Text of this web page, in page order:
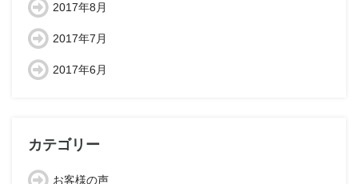
2017年8月
2017年7月
2017年6月
カテゴリー
お客様の声